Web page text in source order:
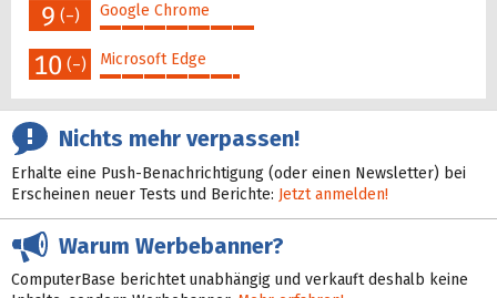
9 (–) Google Chrome
10 (–) Microsoft Edge
Nichts mehr verpassen!
Erhalte eine Push-Benachrichtigung (oder einen Newsletter) bei
Erscheinen neuer Tests und Berichte: Jetzt anmelden!
Warum Werbebanner?
ComputerBase berichtet unabhängig und verkauft deshalb keine